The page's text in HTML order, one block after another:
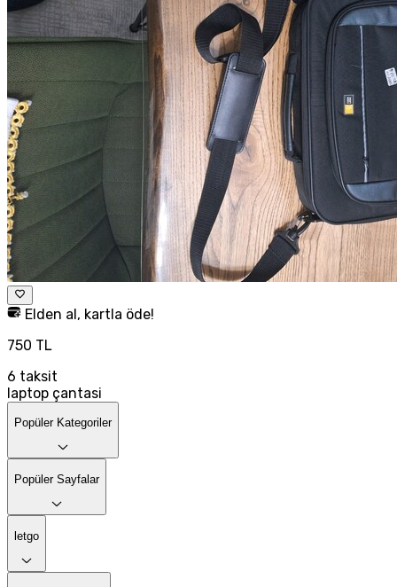
Elden al, kartla öde!
750 TL
6 taksit
laptop çantasi
Popüler Kategoriler
Popüler Sayfalar
letgo